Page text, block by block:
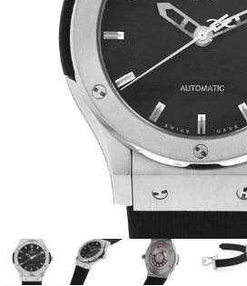
オーデマピゲ ウブロ